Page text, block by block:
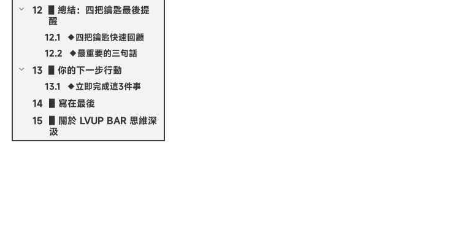
▋總結：四把鑰匙最後提
醒
◆四把鑰匙快速回顧
◆最重要的三句話
▋你的下一步行動
◆立即完成這3件事
▋寫在最後
▋關於 LVUP BAR 思維深
汲